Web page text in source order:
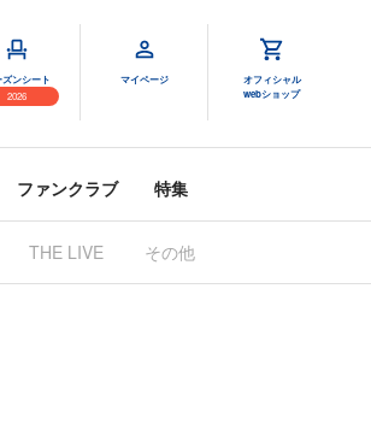
ズンシート
2026
マイページ
オフィシャル
webショップ
ファンクラブ 特集
THE LIVE その他